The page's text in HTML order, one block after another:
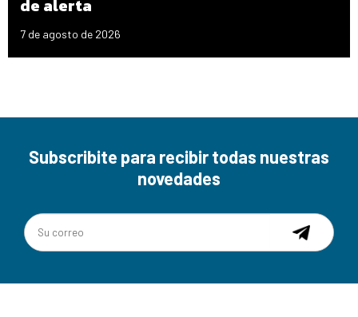
de alerta
7 de agosto de 2026
Subscribite para recibir todas nuestras
novedades